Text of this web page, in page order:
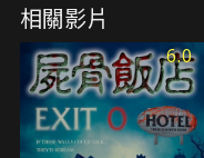
貝絲的女兒潔西和女婿
龍莊一起買了一棟老
宅發現了兩具橫死的
夢境，潔西堅持帶貝絲
慘遭毒手，究竟連環
相關影片
6.0